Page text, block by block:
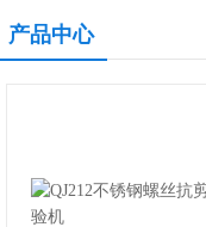
产品中心